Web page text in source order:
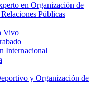
en Organización de
Públicas
Vivo
Internacional
y Organización de